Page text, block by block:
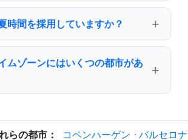
時間を採用していますか？
ムゾーンにはいくつの都市があ
らの都市： コペンハーゲン · バルセロナ